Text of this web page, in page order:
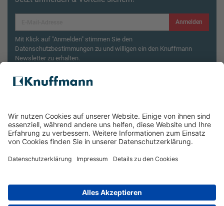
Anmelden
Mit Klick auf "Anmelden" stimmen Sie den
Datenschutzbestimmungen zu und willigen ein den Knuffmann
Newsletter zu erhalten.
Aktionsbedingungen¹
Wasserkocher